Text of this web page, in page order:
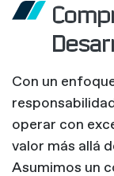
Con un
operar con
valor más allá
Asumimos un